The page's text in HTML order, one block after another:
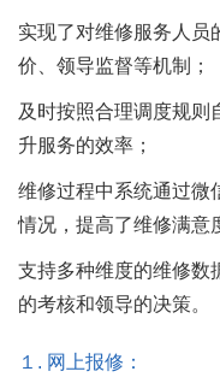
实现了对维修服务人员
价、领导监督等机制；
及时按照合理调度规则
升服务的效率；
维修过程中系统通过微
情况，提高了维修满意
支持多种维度的维修数
的考核和领导的决策。
１. 网上报修：